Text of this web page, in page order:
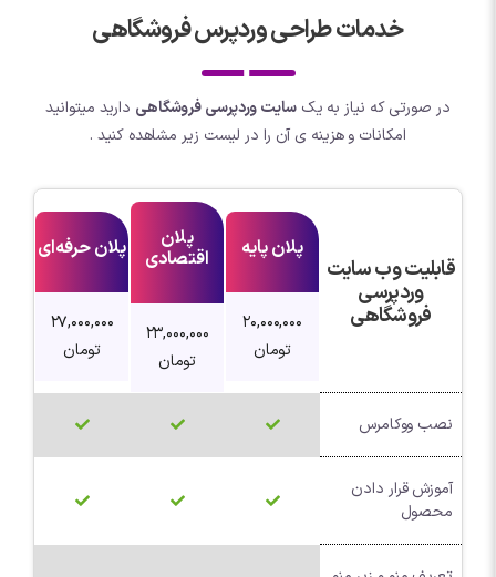
خدمات طراحی وردپرس فروشگاهی
در صورتی که نیاز به یکسایت وردپرسی فروشگاهی دارید میتوانید
امکانات و هزینه ی آن را در لیست زیر مشاهده کنید .
قابلیت وب سایت
وردپرسی
فروشگاهی
پلان پایه
20,000,000
تومان
پلان
اقتصادی
23,000,000
تومان
پلان حرفه‌ای
27,000,000
تومان
نصب ووکامرس
آموزش قرار دادن
محصول